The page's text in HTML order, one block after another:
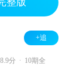
+追
8.9分 10期全